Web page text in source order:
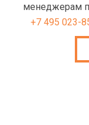
менеджерам
+7 495 023-